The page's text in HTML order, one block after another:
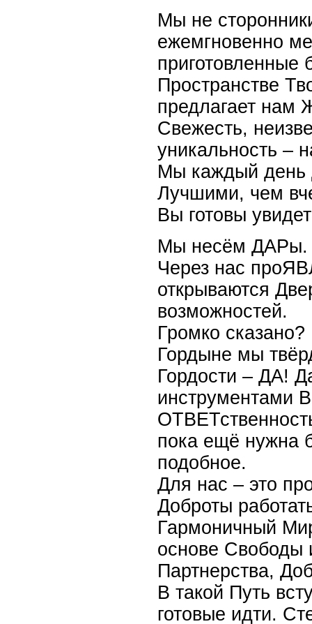
Мы не
ежемгновенно
Пространстве
предлагает нам
Свежесть,
уникальность –
Мы каждый день
Лучшими, чем
Вы готовы
Мы несём
Через нас
открываются
возможностей.
Громко
Гордыне мы
Гордости – ДА!
инструментами
пока ещё нужна
подобное.
Для нас – это
Доброты
Гармоничный
основе Свободы
Партнерства,
В такой Путь
готовые идти.